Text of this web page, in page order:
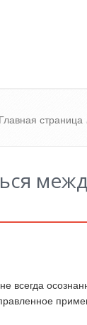
Главная страница
всегда